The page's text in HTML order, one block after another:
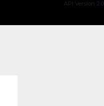
API Version 2.0